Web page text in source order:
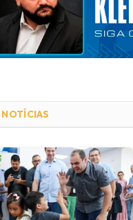
NOTÍCIAS